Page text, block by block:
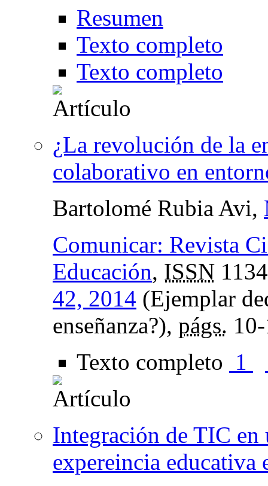
Resumen
Texto completo
Texto completo
¿La revolución de la
colaborativo en
Bartolomé Rubia Avi,
Comunicar: Revista
Educación, ISSN
42, 2014 (Ejemplar
enseñanza?), págs.
Texto completo 1
Integración de TIC
expereincia educativa